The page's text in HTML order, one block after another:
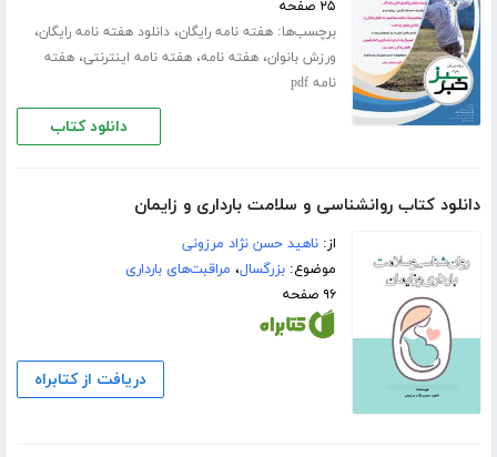
۲۵ صفحه
برچسب‌ها:هفته نامه رایگان،دانلود هفته نامه رایگان،
ورزش بانوان،هفته نامه،هفته نامه اینترنتی،هفته
نامه pdf
دانلود کتاب
دانلود کتاب روانشناسی و سلامت بارداری و زایمان
از:ناهید حسن نژاد مرزونی
موضوع:بزرگسال، مراقبت‌های بارداری
۹۶ صفحه
دریافت از کتابراه